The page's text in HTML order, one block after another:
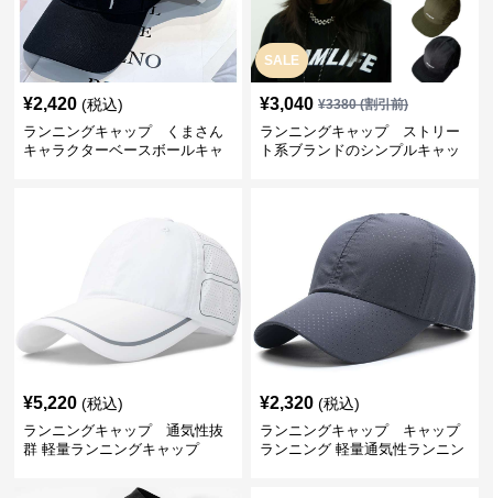
¥2,420 (税込)
ランニングキャップ くまさん
キャラクターベースボールキャ
SALE
¥3,040 ¥3380(割引前)
ランニングキャップ ストリー
ト系ブランドのシンプルキャッ
¥5,220 (税込)
ランニングキャップ 通気性抜
群 軽量ランニングキャップ
¥2,320 (税込)
ランニングキャップ キャップ
ランニング 軽量通気性ランニン